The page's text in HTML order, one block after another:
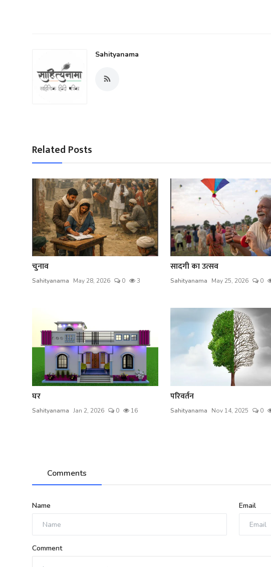
Sahityanama
Related Posts
चुनाव
Sahityanama May 28, 2026 0 3
सादगी का उत्सव
Sahityanama May 25, 2026 0
घर
Sahityanama Jan 2, 2026 0 16
परिवर्तन
Sahityanama Nov 14, 2025 0
Comments
Name Email
Comment